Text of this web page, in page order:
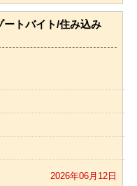
ートバイト/住み込み
2026年06月12日